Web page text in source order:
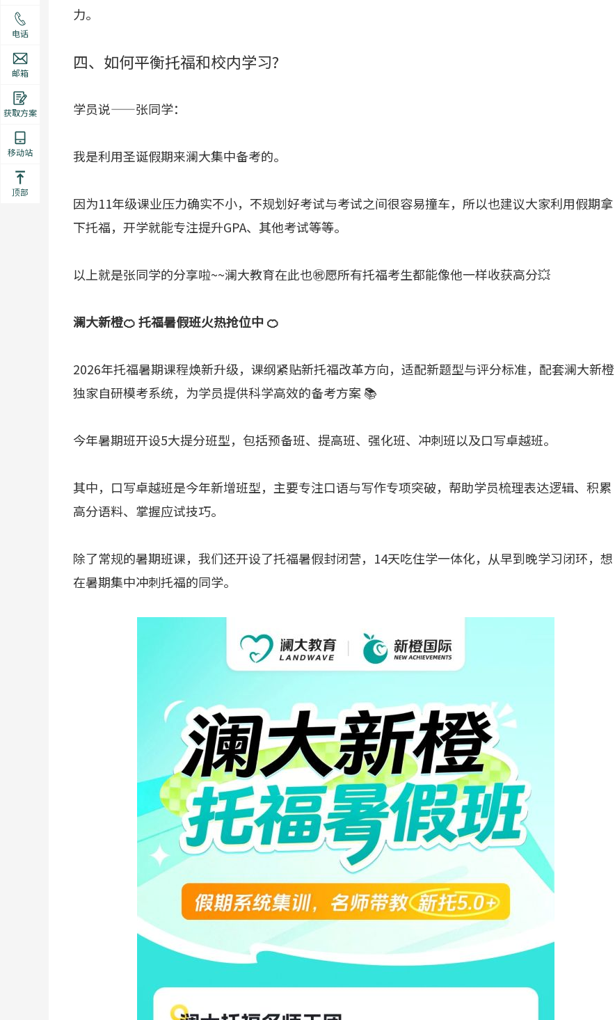
力。
四、如何平衡托福和校内学习?
学员说——张同学：
我是利用圣诞假期来澜大集中备考的。
因为11年级课业压力确实不小，不规划好考试与考试之间很容易撞车，所以也建议大家利用假期拿
下托福，开学就能专注提升GPA、其他考试等等。
以上就是张同学的分享啦~~澜大教育在此也㊗️愿所有托福考生都能像他一样收获高分💥
澜大新橙🍊 托福暑假班火热抢位中 🍊
2026年托福暑期课程焕新升级，课纲紧贴新托福改革方向，适配新题型与评分标准，配套澜大新橙
独家自研模考系统，为学员提供科学高效的备考方案 📚
今年暑期班开设5大提分班型，包括预备班、提高班、强化班、冲刺班以及口写卓越班。
其中，口写卓越班是今年新增班型，主要专注口语与写作专项突破，帮助学员梳理表达逻辑、积累
高分语料、掌握应试技巧。
除了常规的暑期班课，我们还开设了托福暑假封闭营，14天吃住学一体化，从早到晚学习闭环，想
在暑期集中冲刺托福的同学。
电话
邮箱
获取方案
移动站
顶部